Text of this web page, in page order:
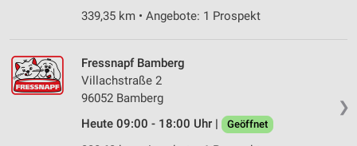
339,35 km • Angebote: 1 Prospekt
❯
Fressnapf Bamberg
Villachstraße 2
96052 Bamberg
Heute 09:00 - 18:00 Uhr |
Geöffnet
Geräte anhand von aktiv angeforderten
Informationen identifizieren
Notwendig